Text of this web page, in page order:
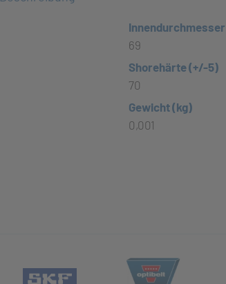
69
Shorehärte (+/-5)
70
Gewicht (kg)
0,001
(öffnet in neuem Tab)